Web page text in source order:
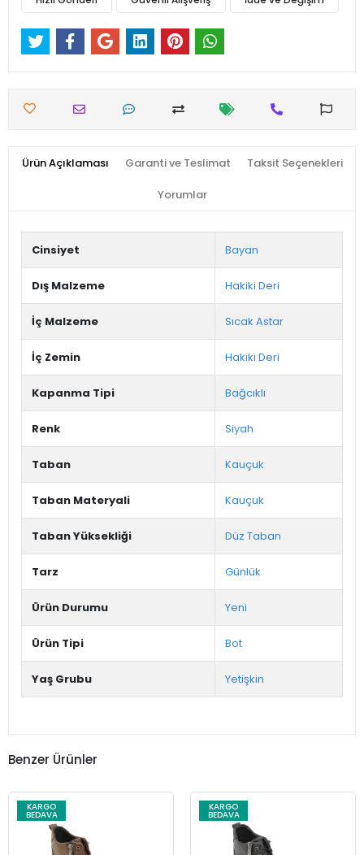
Ürün Açıklaması Garanti ve Teslimat Taksit Seçenekleri
Yorumlar
Cinsiyet Bayan
Dış Malzeme Hakiki Deri
İç Malzeme Sıcak Astar
İç Zemin Hakiki Deri
Kapanma Tipi Bağcıklı
Renk Siyah
Taban Kauçuk
Taban Materyali Kauçuk
Taban Yüksekliği Düz Taban
Tarz Günlük
Ürün Durumu Yeni
Ürün Tipi Bot
Yaş Grubu Yetişkin
Benzer Ürünler
KARGO
BEDAVA
KARGO
BEDAVA